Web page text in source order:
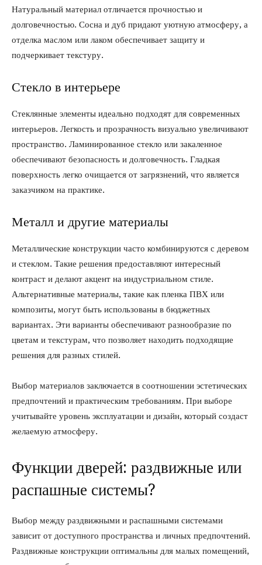
Натуральный материал отличается прочностью и
долговечностью. Сосна и дуб придают уютную атмосферу, а
отделка маслом или лаком обеспечивает защиту и
подчеркивает текстуру.
Стекло в интерьере
Стеклянные элементы идеально подходят для современных
интерьеров. Легкость и прозрачность визуально увеличивают
пространство. Ламинированное стекло или закаленное
обеспечивают безопасность и долговечность. Гладкая
поверхность легко очищается от загрязнений, что является
заказчиком на практике.
Металл и другие материалы
Металлические конструкции часто комбинируются с деревом
и стеклом. Такие решения предоставляют интересный
контраст и делают акцент на индустриальном стиле.
Альтернативные материалы, такие как пленка ПВХ или
композиты, могут быть использованы в бюджетных
вариантах. Эти варианты обеспечивают разнообразие по
цветам и текстурам, что позволяет находить подходящие
решения для разных стилей.
Выбор материалов заключается в соотношении эстетических
предпочтений и практическим требованиям. При выборе
учитывайте уровень эксплуатации и дизайн, который создаст
желаемую атмосферу.
Функции дверей: раздвижные или
распашные системы?
Выбор между раздвижными и распашными системами
зависит от доступного пространства и личных предпочтений.
Раздвижные конструкции оптимальны для малых помещений,